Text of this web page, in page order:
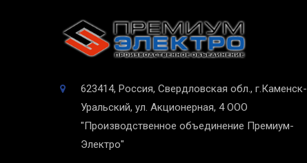
623414, Россия, Свердловская обл., г.Каменск-
Уральский, ул. Акционерная, 4 ООО
"Производственное объединение Премиум-
Электро"